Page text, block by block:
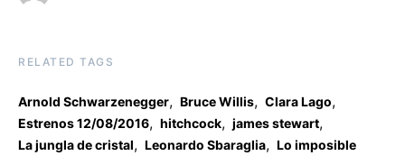
RELATED TAGS
Arnold Schwarzenegger, Bruce Willis, Clara Lago,
Estrenos 12/08/2016, hitchcock, james stewart,
La jungla de cristal, Leonardo Sbaraglia, Lo imposible